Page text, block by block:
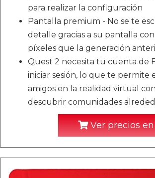
para realizar la configuración
Pantalla premium - No se te
detalle gracias a su pantalla con
píxeles que la generación
Quest 2 necesita tu cuenta de
iniciar sesión, lo que te permite
amigos en la realidad virtual
descubrir comunidades
Ver precios